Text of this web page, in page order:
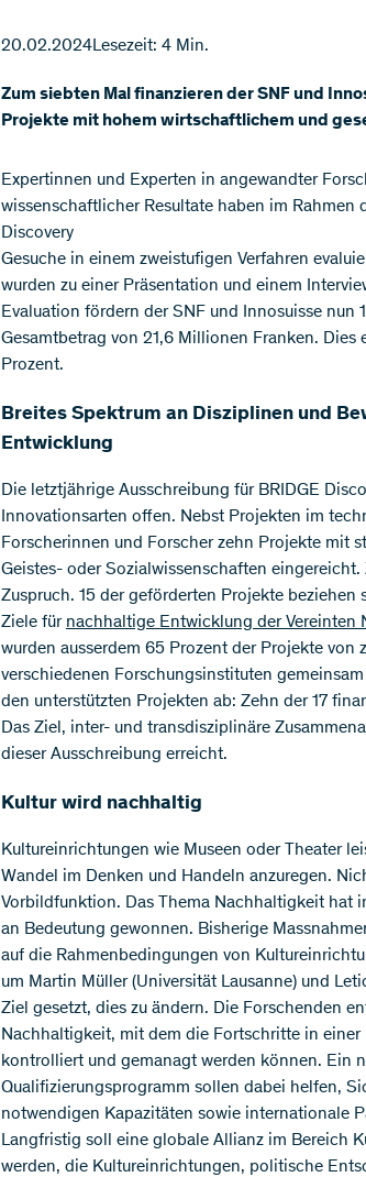
20.02.2024Lesezeit: 4 Min.
Zum siebten Mal finanzieren der SNF und
Projekte mit hohem wirtschaftlichem und
Expertinnen und Experten in angewandter
wissenschaftlicher Resultate haben im Rahmen
Discovery
Gesuche in einem zweistufigen Verfahren
wurden zu einer Präsentation und einem
Evaluation fördern der SNF und Innosuisse nun
Gesamtbetrag von 21,6 Millionen Franken.
Prozent.
Breites Spektrum an Disziplinen und
Entwicklung
Die letztjährige Ausschreibung für BRIDGE
Innovationsarten offen. Nebst Projekten im
Forscherinnen und Forscher zehn Projekte mit
Geistes- oder Sozialwissenschaften
Zuspruch. 15 der geförderten Projekte beziehen
Ziele für nachhaltige Entwicklung der Vereinten
wurden ausserdem 65 Prozent der Projekte von
verschiedenen Forschungsinstituten
den unterstützten Projekten ab: Zehn der 17
Das Ziel, inter- und transdisziplinäre
dieser Ausschreibung erreicht.
Kultur wird nachhaltig
Kultureinrichtungen wie Museen oder Theater
Wandel im Denken und Handeln anzuregen.
Vorbildfunktion. Das Thema Nachhaltigkeit hat
an Bedeutung gewonnen. Bisherige
auf die Rahmenbedingungen von
um Martin Müller (Universität Lausanne) und
Ziel gesetzt, dies zu ändern. Die Forschenden
Nachhaltigkeit, mit dem die Fortschritte in einer
kontrolliert und gemanagt werden können. Ein
Qualifizierungsprogramm sollen dabei helfen,
notwendigen Kapazitäten sowie internationale
Langfristig soll eine globale Allianz im Bereich
werden, die Kultureinrichtungen, politische